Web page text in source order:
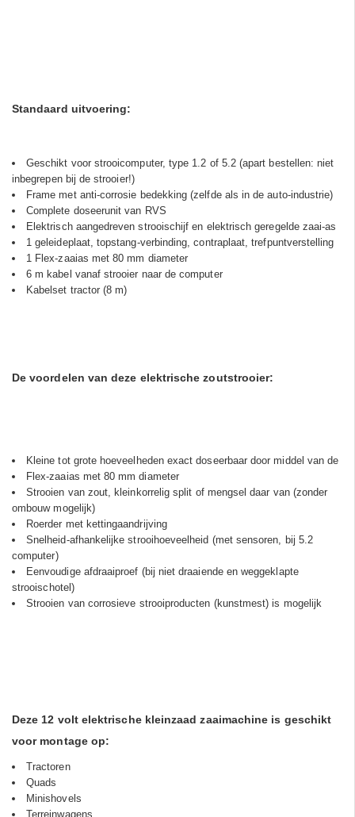
Standaard uitvoering:
Geschikt voor strooicomputer, type 1.2 of 5.2 (apart bestellen: niet
inbegrepen bij de strooier!)
Frame met anti-corrosie bedekking (zelfde als in de auto-industrie)
Complete doseerunit van RVS
Elektrisch aangedreven strooischijf en elektrisch geregelde zaai-as
1 geleideplaat, topstang-verbinding, contraplaat, trefpuntverstelling
1 Flex-zaaias met 80 mm diameter
6 m kabel vanaf strooier naar de computer
Kabelset tractor (8 m)
De voordelen van deze elektrische zoutstrooier:
Kleine tot grote hoeveelheden exact doseerbaar door middel van de
Flex-zaaias met 80 mm diameter
Strooien van zout, kleinkorrelig split of mengsel daar van (zonder
ombouw mogelijk)
Roerder met kettingaandrijving
Snelheid-afhankelijke strooihoeveelheid (met sensoren, bij 5.2
computer)
Eenvoudige afdraaiproef (bij niet draaiende en weggeklapte
strooischotel)
Strooien van corrosieve strooiproducten (kunstmest) is mogelijk
Deze 12 volt elektrische kleinzaad zaaimachine is geschikt
voor montage op:
Tractoren
Quads
Minishovels
Terreinwagens